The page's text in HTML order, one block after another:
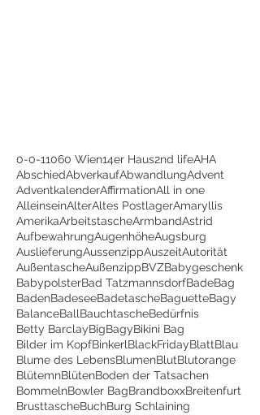
0-0-11060 Wien14er Haus2nd lifeAHA
AbschiedAbverkaufAbwandlungAdvent
AdventkalenderAffirmationAll in one
AlleinseinAlterAltes PostlagerAmaryllis
AmerikaArbeitstascheArmbandAstrid
AufbewahrungAugenhöheAugsburg
AuslieferungAussenzippAuszeitAutorität
AußentascheAußenzippBVZBabygeschenk
BabypolsterBad TatzmannsdorfBadeBag
BadenBadeseeBadetascheBaguetteBagy
BalanceBallBauchtascheBedürfnis
Betty BarclayBigBagyBikini Bag
Bilder im KopfBinkerlBlackFridayBlattBlau
Blume des LebensBlumenBlutBlutorange
BlütemnBlütenBoden der Tatsachen
BommelnBowler BagBrandboxxBreitenfurt
BrusttascheBuchBurg Schlaining